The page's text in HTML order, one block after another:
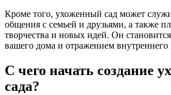
Кроме того, ухоженный сад может
общения с семьей и друзьями, а также
творчества и новых идей. Он
вашего дома и отражением внутреннего
С чего начать создание
сада?